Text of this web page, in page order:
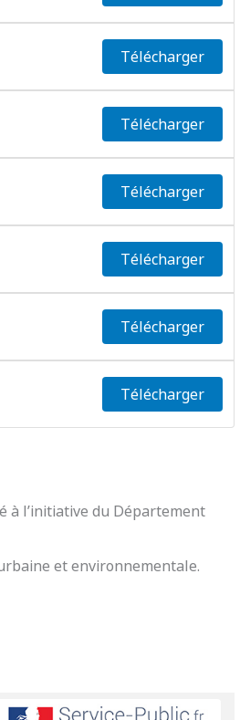
Télécharger
Télécharger
Télécharger
Télécharger
Télécharger
Télécharger
à l’initiative du Département
et environnementale.